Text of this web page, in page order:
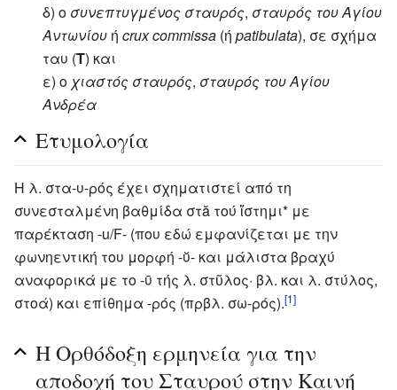
δ) ο συνεπτυγμένος σταυρός, σταυρός του Αγίου
Αντωνίου ή crux commissa (ή patibulata), σε σχήμα
ταυ (Τ) και
ε) ο χιαστός σταυρός, σταυρός του Αγίου
Ανδρέα
Ετυμολογία
Η λ. στα-υ-ρός έχει σχηματιστεί από τη
συνεσταλμένη βαθμίδα στă τού ἵστημι* με
παρέκταση -u/F- (που εδώ εμφανίζεται με την
φωνηεντική του μορφή -ῠ- και μάλιστα βραχύ
αναφορικά με το -ῡ τής λ. στῦλος· βλ. και λ. στύλος,
στοά) και επίθημα -ρός (πρβλ. σω-ρός).[1]
Η Ορθόδοξη ερμηνεία για την
αποδοχή του Σταυρού στην Καινή